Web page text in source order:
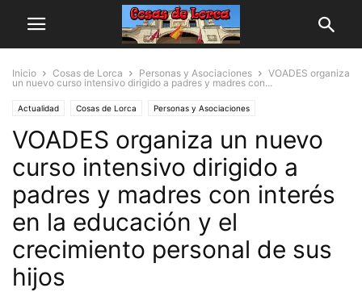
Inicio Cosas de Lorca Personas y Asociaciones
VOADES organiza
un nuevo curso intensivo dirigido a padres y madres con...
Actualidad Cosas de Lorca Personas y Asociaciones
VOADES organiza un nuevo
curso intensivo dirigido a
padres y madres con interés
en la educación y el
crecimiento personal de sus
hijos